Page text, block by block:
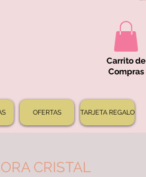
Carrito de
Compras
OFERTAS TARJETA REGALO
CRISTAL